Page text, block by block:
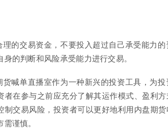
理的交易资金，不要投入超过自己承受能力
身的判断和风险承受能力进行交易。
货喊单直播室作为一种新兴的投资工具，为
者在参与之前应充分了解其运作模式、盈利
制交易风险，投资者可以更好地利用内盘期
谨慎。